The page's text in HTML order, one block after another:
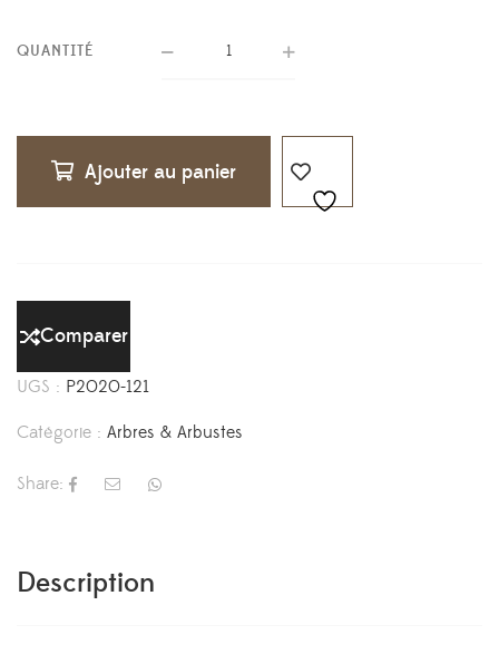
QUANTITÉ
Ajouter au panier
Comparer
UGS : P2020-121
Catégorie : Arbres & Arbustes
Share:
Description